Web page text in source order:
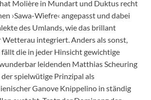
Molière in Mundart und Duktus recht
›Sawa-Wiefre‹ angepasst und dabei
des Umlands, wie das brillant
Wetterau integriert. Anders als sonst,
die in jeder Hinsicht gewichtige
leidenden Matthias Scheuring
spielwütige Prinzipal als
Ganove Knippelino in ständig